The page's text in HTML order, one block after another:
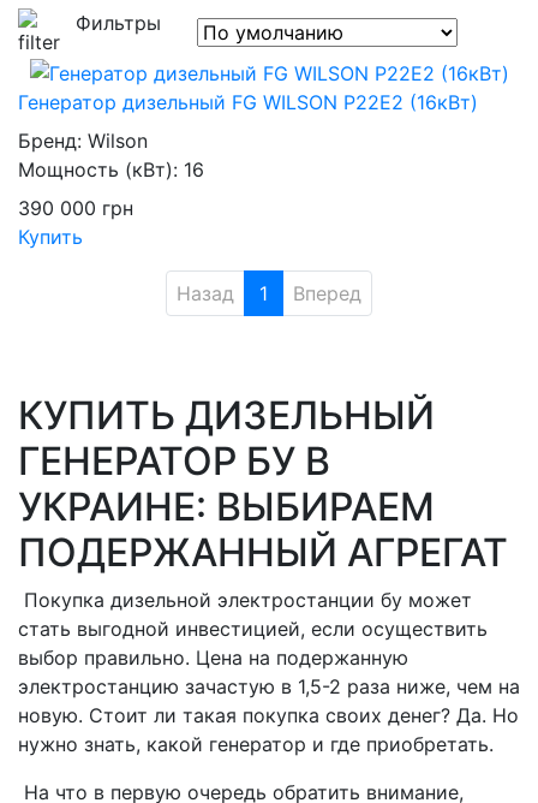
Фильтры
Генератор дизельный FG WILSON P22E2 (16кВт)
Бренд: Wilson
Мощность (кВт): 16
390 000 грн
Купить
Назад 1 Вперед
КУПИТЬ ДИЗЕЛЬНЫЙ
ГЕНЕРАТОР БУ В
УКРАИНЕ: ВЫБИРАЕМ
ПОДЕРЖАННЫЙ АГРЕГАТ
Покупка дизельной электростанции бу может
стать выгодной инвестицией, если осуществить
выбор правильно. Цена на подержанную
электростанцию зачастую в 1,5-2 раза ниже, чем на
новую. Стоит ли такая покупка своих денег? Да. Но
нужно знать, какой генератор и где приобретать.
На что в первую очередь обратить внимание,